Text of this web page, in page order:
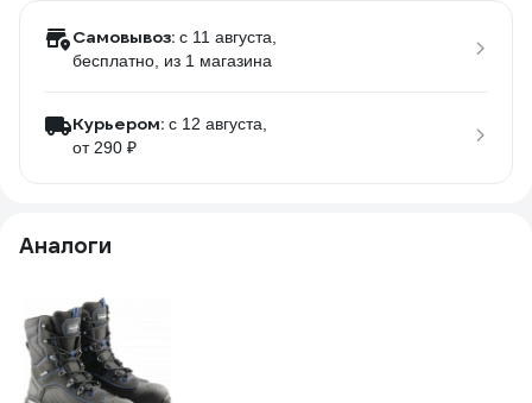
Самовывоз: c 11 августа,
бесплатно , из 1 магазина
Курьером: c 12 августа,
от 290 ₽
Аналоги